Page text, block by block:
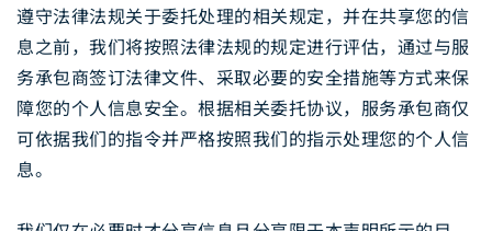
遵守法律法规关于委托处理的相关规定，并在共享您的信
息之前，我们将按照法律法规的规定进行评估，通过与服
务承包商签订法律文件、采取必要的安全措施等方式来保
障您的个人信息安全。根据相关委托协议，服务承包商仅
可依据我们的指令并严格按照我们的指示处理您的个人信
息。